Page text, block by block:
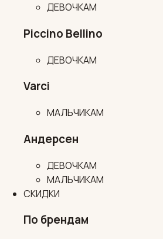
ДЕВОЧКАМ
Piccino Bellino
ДЕВОЧКАМ
Varci
МАЛЬЧИКАМ
Андерсен
ДЕВОЧКАМ
МАЛЬЧИКАМ
СКИДКИ
По брендам